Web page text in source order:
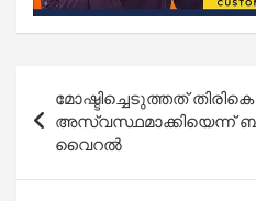
navigation
മോഷ്ടിച്ചെടുത്തത്
അസ്വസ്ഥമാക്കിയെന്ന്
വൈറൽ